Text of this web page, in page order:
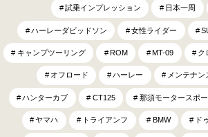
試乗インプレッション 日本一周
ハーレーダビッドソン 女性ライダー
キャンプツーリング ROM MT-09 ク
オフロード ハーレー メンテナン
ハンターカブ CT125 那須モータースポ
ヤマハ トライアンフ BMW ド